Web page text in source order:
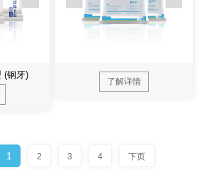
(钢牙)
了解详情
1 2 3 4 下页